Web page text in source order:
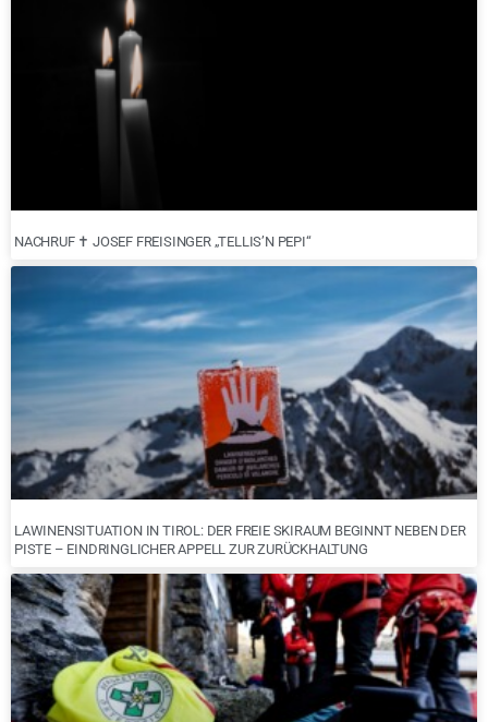
NACHRUF ✝︎ JOSEF FREISINGER „TELLIS’N PEPI“
LAWINENSITUATION IN TIROL: DER FREIE SKIRAUM BEGINNT NEBEN DER
PISTE – EINDRINGLICHER APPELL ZUR ZURÜCKHALTUNG